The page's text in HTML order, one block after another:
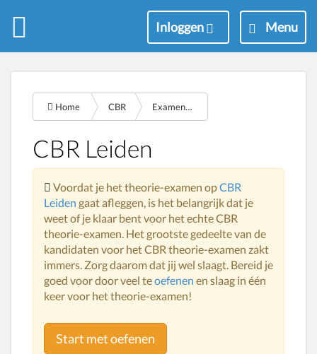
M
e
Menu
Inloggen
Home CBR Examencentrum leiden
CBR Leiden
Voordat je het theorie-examen opCBR
Leiden gaat afleggen, is het belangrijk dat je
weet of je klaar bent voor het echte CBR
theorie-examen. Het grootste gedeelte van de
kandidaten voor het CBR theorie-examen zakt
immers. Zorg daarom dat jij wel slaagt. Bereid je
goed voor door veel teoefenen en slaag in één
keer voor het theorie-examen!
Start met oefenen